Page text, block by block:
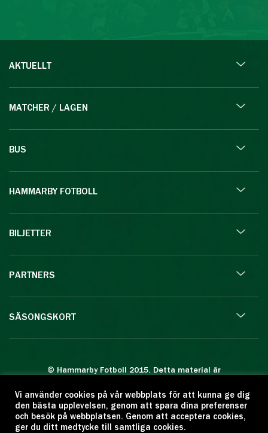
AKTUELLT
MATCHER / LAGEN
BUS
HAMMARBY FOTBOLL
BILJETTER
PARTNERS
SÄSONGSKORT
© Hammarby Fotboll 2015. Detta material är
Eftertryck eller annan kopiering är förbjuden.
Citera oss gärna men ange källan:
www.hammarbyfotboll.se. Ansvarig utgivare:
Vi använder cookies på vår webbplats för att kunna ge dig
den bästa upplevelsen, genom att spara dina preferenser
och besök på webbplatsen. Genom att acceptera cookies,
ger du ditt medtycke till samtliga cookies.